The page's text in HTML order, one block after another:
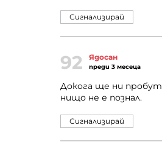
Сигнализирай
92 Ядосан
преди 3 месеца
Докога ще ни
нищо не е познал.
Сигнализирай